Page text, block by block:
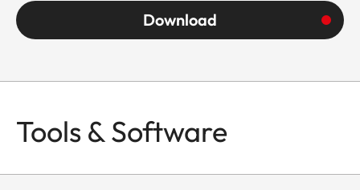
Download
Tools & Software